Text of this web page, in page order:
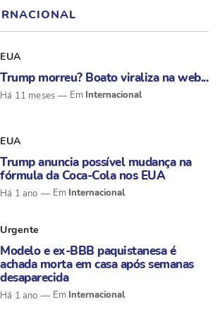
EUA
Trump morreu? Boato viraliza na web...
Há 11 meses Internacional
EUA
Trump anuncia possível mudança na
fórmula da Coca-Cola nos EUA
Há 1 ano Internacional
Urgente
Modelo e ex-BBB paquistanesa é
achada morta em casa após semanas
desaparecida
Há 1 ano Internacional